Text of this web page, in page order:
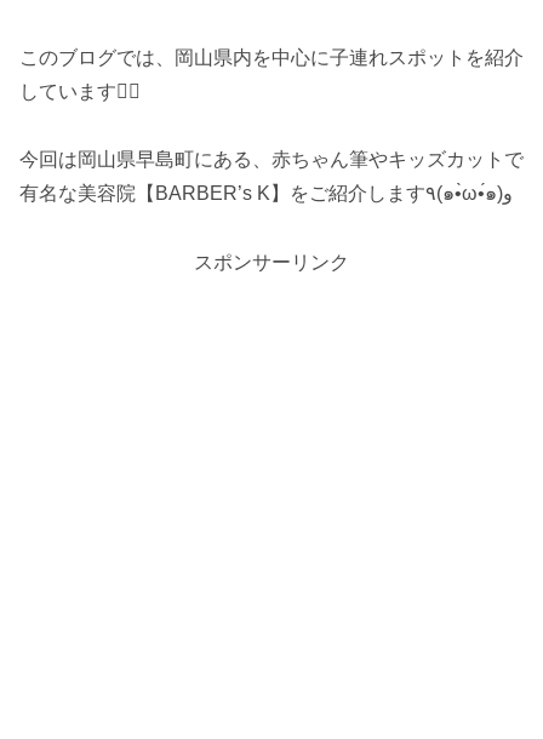
このブログでは、岡山県内を中心に子連れスポットを紹介
しています♡⃛
今回は岡山県早島町にある、赤ちゃん筆やキッズカットで
有名な美容院【BARBER’s K】をご紹介します٩(๑•̀ω•́๑)و
スポンサーリンク